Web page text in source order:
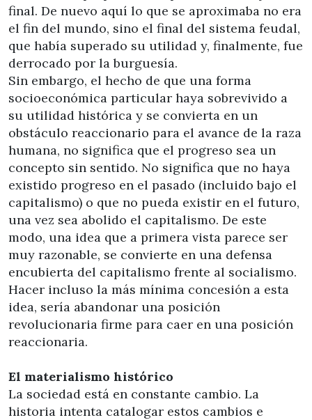
final. De nuevo aquí lo que se aproximaba no era
el fin del mundo, sino el final del sistema feudal,
que había superado su utilidad y, finalmente, fue
derrocado por la burguesía.
Sin embargo, el hecho de que una forma
socioeconómica particular haya sobrevivido a
su utilidad histórica y se convierta en un
obstáculo reaccionario para el avance de la raza
humana, no significa que el progreso sea un
concepto sin sentido. No significa que no haya
existido progreso en el pasado (incluido bajo el
capitalismo) o que no pueda existir en el futuro,
una vez sea abolido el capitalismo. De este
modo, una idea que a primera vista parece ser
muy razonable, se convierte en una defensa
encubierta del capitalismo frente al socialismo.
Hacer incluso la más mínima concesión a esta
idea, sería abandonar una posición
revolucionaria firme para caer en una posición
reaccionaria.
El materialismo histórico
La sociedad está en constante cambio. La
historia intenta catalogar estos cambios e